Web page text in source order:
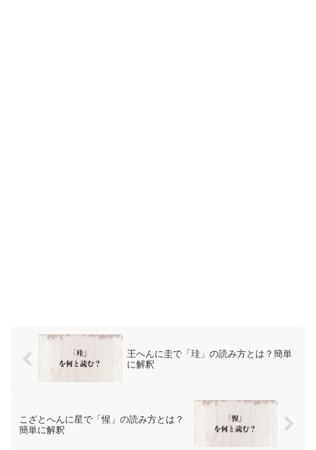
王へんに圭で「珪」の読み方とは？簡単
に解釈
こざとへんに星で「惺」の読み方とは？
簡単に解釈